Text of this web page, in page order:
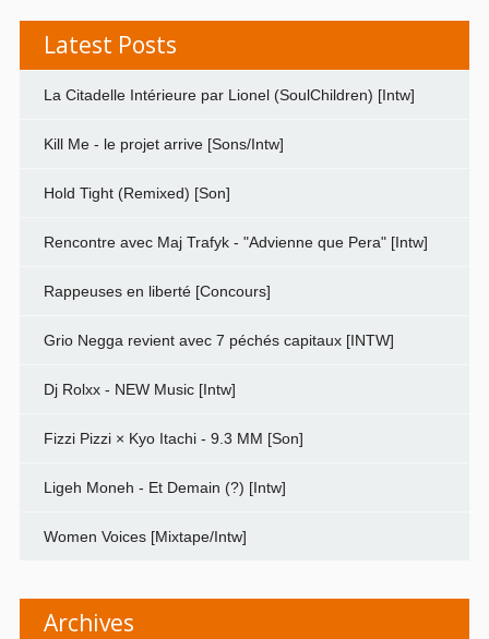
Latest Posts
La Citadelle Intérieure par Lionel (SoulChildren) [Intw]
Kill Me - le projet arrive [Sons/Intw]
Hold Tight (Remixed) [Son]
Rencontre avec Maj Trafyk - "Advienne que Pera" [Intw]
Rappeuses en liberté [Concours]
Grio Negga revient avec 7 péchés capitaux [INTW]
Dj Rolxx - NEW Music [Intw]
Fizzi Pizzi × Kyo Itachi - 9.3 MM [Son]
Ligeh Moneh - Et Demain (?) [Intw]
Women Voices [Mixtape/Intw]
Archives